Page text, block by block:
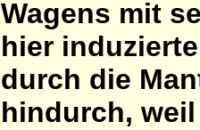
Wagens mit
hier
durch die
hindurch,